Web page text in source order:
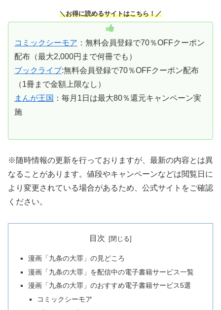
＼お得に読めるサイトはこちら！／
コミックシーモア ：無料会員登録で70％OFFクーポン
配布（最大2,000円まで何冊でも）
ブックライブ:無料会員登録で70％OFFクーポン配布
（1冊まで金額上限なし）
まんが王国 ：毎月1日は最大80％還元キャンペーン実
施
※随時情報の更新を行っておりますが、最新の内容とは異
なることがあります。値段やキャンペーンなどは閲覧日に
より変更されている場合があるため、公式サイトをご確認
ください。
目次
漫画「九条の大罪」の見どころ
漫画「九条の大罪」を配信中の電子書籍サービス一覧
漫画「九条の大罪」のおすすめ電子書籍サービス5選
コミックシーモア